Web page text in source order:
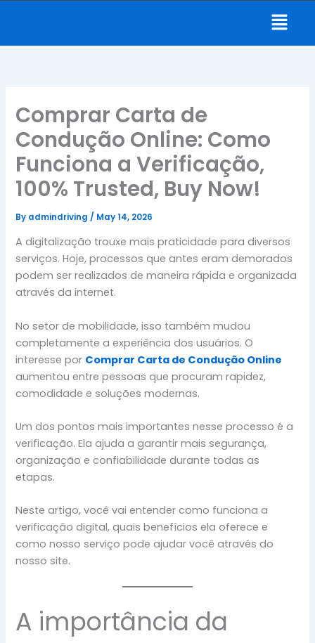
Menu
Comprar Carta de
Condução Online: Como
Funciona a Verificação,
100% Trusted, Buy Now!
By admindriving / May 14, 2026
A digitalização trouxe mais praticidade para diversos
serviços. Hoje, processos que antes eram demorados
podem ser realizados de maneira rápida e organizada
através da internet.
No setor de mobilidade, isso também mudou
completamente a experiência dos usuários. O
interesse por Comprar Carta de Condução Online
aumentou entre pessoas que procuram rapidez,
comodidade e soluções modernas.
Um dos pontos mais importantes nesse processo é a
verificação. Ela ajuda a garantir mais segurança,
organização e confiabilidade durante todas as
etapas.
Neste artigo, você vai entender como funciona a
verificação digital, quais benefícios ela oferece e
como nosso serviço pode ajudar você através do
nosso site.
A importância da